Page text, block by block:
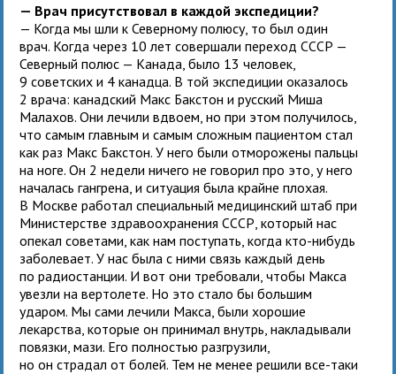
— Врач присутствовал в каждой экспедиции?
— Когда мы шли к Северному полюсу, то был один
врач. Когда через 10 лет совершали переход СССР —
Северный полюс — Канада, было 13 человек,
9 советских и 4 канадца. В той экспедиции оказалось
2 врача: канадский Макс Бакстон и русский Миша
Малахов. Они лечили вдвоем, но при этом получилось,
что самым главным и самым сложным пациентом стал
как раз Макс Бакстон. У него были отморожены пальцы
на ноге. Он 2 недели ничего не говорил про это, у него
началась гангрена, и ситуация была крайне плохая.
В Москве работал специальный медицинский штаб при
Министерстве здравоохранения СССР, который нас
опекал советами, как нам поступать, когда кто-нибудь
заболевает. У нас была с ними связь каждый день
по радиостанции. И вот они требовали, чтобы Макса
увезли на вертолете. Но это стало бы большим
ударом. Мы сами лечили Макса, были хорошие
лекарства, которые он принимал внутрь, накладывали
повязки, мази. Его полностью разгрузили,
но он страдал от болей. Тем не менее решили все-таки